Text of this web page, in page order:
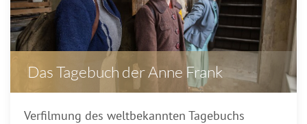
Das Tagebuch der Anne Frank
Verfilmung des weltbekannten Tagebuchs